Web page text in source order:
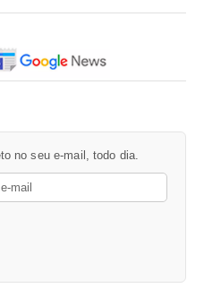
no seu e-mail, todo dia.